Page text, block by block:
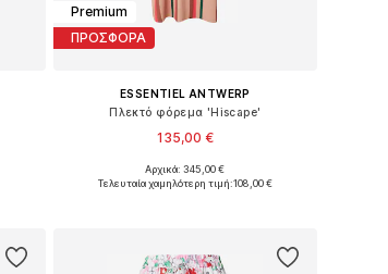
Premium
ΠΡΟΣΦΟΡΑ
ESSENTIEL ANTWERP
Πλεκτό φόρεμα 'Hiscape'
135,00 €
Διαθέσιμα μεγέθη: M
Αρχικά: 345,00 €
Τελευταία χαμηλότερη τιμή:108,00 €